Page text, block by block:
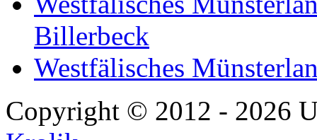
Billerbeck
Westfälisches
Copyright © 2012 - 2026